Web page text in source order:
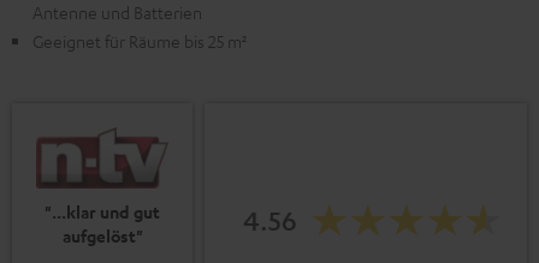
Antenne und Batterien
Geeignet für Räume bis 25 m²
"...klar und gut
aufgelöst"
4.56